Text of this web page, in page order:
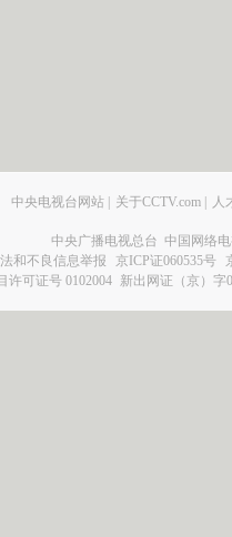
中央电视台网站 关于CCTV.com 人
中央广播电视总台 中国网络
和不良信息举报
京ICP证060535号
许可证号 0102004 新出网证（京）